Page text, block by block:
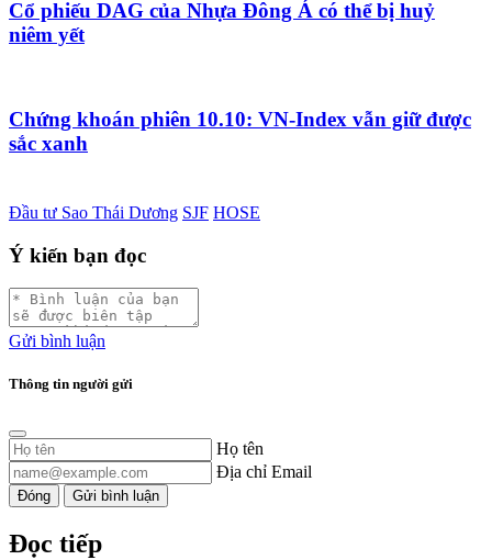
Cổ phiếu DAG của Nhựa Đông Á có thể bị huỷ
niêm yết
Chứng khoán phiên 10.10: VN-Index vẫn giữ được
sắc xanh
Đầu tư Sao Thái Dương SJF HOSE
Ý kiến bạn đọc
Gửi bình luận
Thông tin người gửi
Họ tên
Địa chỉ Email
Đóng Gửi bình luận
Đọc tiếp